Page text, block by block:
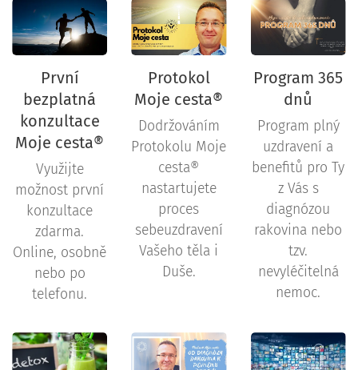
První
bezplatná
konzultace
Moje cesta®
Využijte
možnost první
konzultace
zdarma.
Online, osobně
nebo po
telefonu.
Protokol
Moje cesta®
Dodržováním
Protokolu Moje
cesta®
nastartujete
proces
sebeuzdravení
Vašeho těla i
Duše.
Program 365
dnů
Program plný
uzdravení a
benefitů pro Ty
z Vás s
diagnózou
rakovina nebo
tzv.
nevyléčitelná
nemoc.